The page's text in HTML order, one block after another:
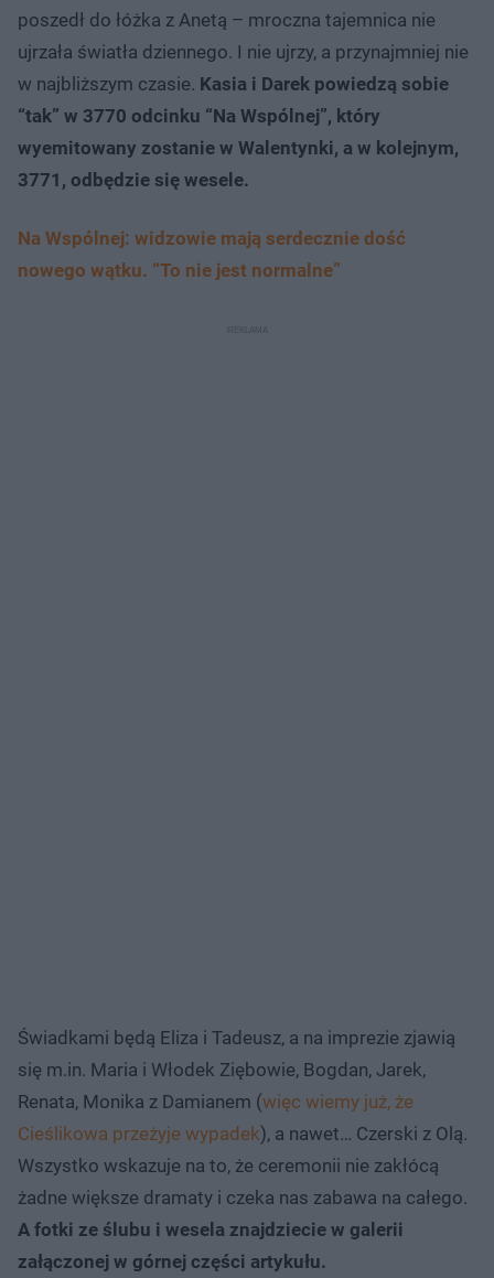
poszedł do łóżka z Anetą – mroczna tajemnica nie
ujrzała światła dziennego. I nie ujrzy, a przynajmniej nie
w najbliższym czasie. Kasia i Darek powiedzą sobie
“tak” w 3770 odcinku “Na Wspólnej”, który
wyemitowany zostanie w Walentynki, a w kolejnym,
3771, odbędzie się wesele.
Na Wspólnej: widzowie mają serdecznie dość
nowego wątku. “To nie jest normalne”
Świadkami będą Eliza i Tadeusz, a na imprezie zjawią
się m.in. Maria i Włodek Ziębowie, Bogdan, Jarek,
Renata, Monika z Damianem (więc wiemy już, że
Cieślikowa przeżyje wypadek), a nawet… Czerski z Olą.
Wszystko wskazuje na to, że ceremonii nie zakłócą
żadne większe dramaty i czeka nas zabawa na całego.
A fotki ze ślubu i wesela znajdziecie w galerii
załączonej w górnej części artykułu.